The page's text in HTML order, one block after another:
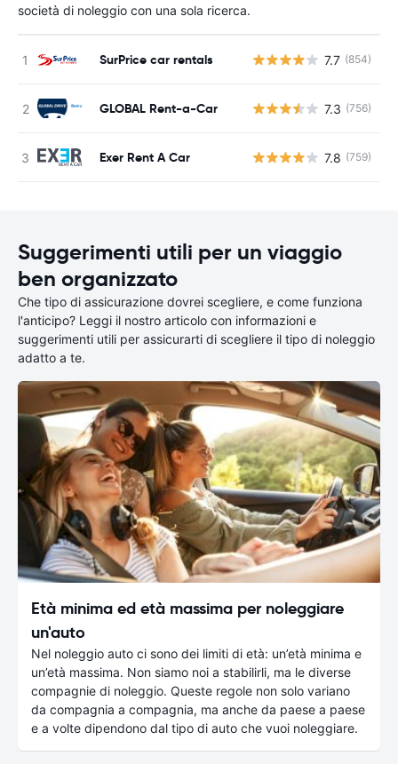
società di noleggio con una sola ricerca.
SurPrice car rentals 7.7 (854)
GLOBAL Rent-a-Car 7.3 (756)
Exer Rent A Car 7.8 (759)
Suggerimenti utili per un viaggio
ben organizzato
Che tipo di assicurazione dovrei scegliere, e come funziona
l'anticipo? Leggi il nostro articolo con informazioni e
suggerimenti utili per assicurarti di scegliere il tipo di noleggio
adatto a te.
Età minima ed età massima per noleggiare
un'auto
Nel noleggio auto ci sono dei limiti di età: un’età minima e
un’età massima. Non siamo noi a stabilirli, ma le diverse
compagnie di noleggio. Queste regole non solo variano
da compagnia a compagnia, ma anche da paese a paese
e a volte dipendono dal tipo di auto che vuoi noleggiare.